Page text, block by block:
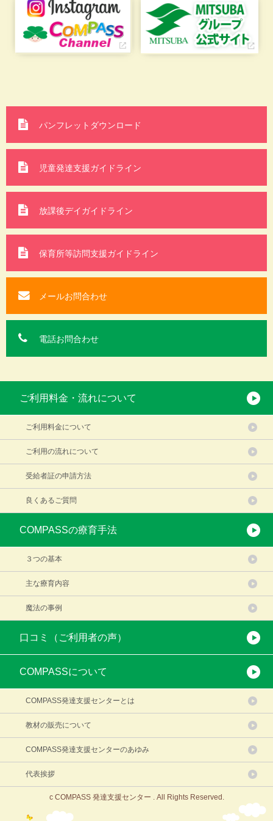
ご利用料金・流れについて
ご利用料金について
ご利用の流れについて
受給者証の申請方法
良くあるご質問
COMPASSの療育手法
３つの基本
主な療育内容
魔法の事例
口コミ（ご利用者の声）
COMPASSについて
COMPASS発達支援センターとは
教材の販売について
COMPASS発達支援センターのあゆみ
代表挨拶
パンフレットダウンロード
児童発達支援ガイドライン
放課後デイガイドライン
保育所等訪問支援ガイドライン
メールお問合わせ
電話お問合わせ
c COMPASS 発達支援センター . All Rights Reserved.